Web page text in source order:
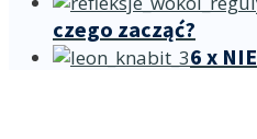
czego zacząć?
6 x NIE